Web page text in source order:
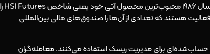
بورس آتی هنگ کنگ یا همان HKFE، در تاریخ ششم می سال 1986 محبوب‌ترین محصول آتی خود یعنی شاخص HSI Futures را
مشغول به فعالیت هستند که تعدادی از آن‌ها را صندوق‌های مالی بین‌المللی
برای مدیریت ریسک استفاده می‌کنند. معامله‌گران